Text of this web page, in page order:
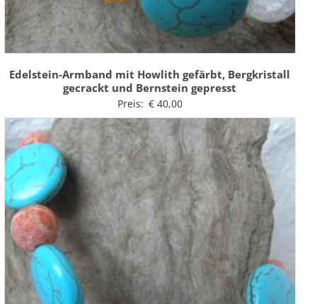
Edelstein-Armband mit Howlith gefärbt, Bergkristall
gecrackt und Bernstein gepresst
Preis: €40,00